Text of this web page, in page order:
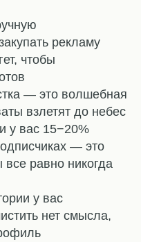
рекламу
чтобы
— это волшебная
взлетят до небес
у вас 15−20%
— это
равно никогда
у вас
нет смысла,